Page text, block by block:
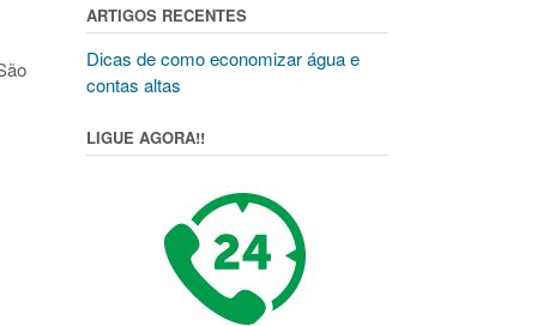
ARTIGOS RECENTES
Dicas de como economizar água e
contas altas
LIGUE AGORA!!